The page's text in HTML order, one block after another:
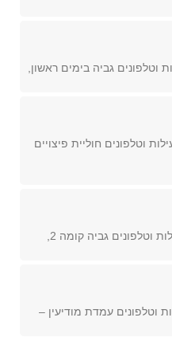
גביה בימים ראשון,
וטלפונים חוליית פיצויים
וטלפונים גביה קומה 2,
וטלפונים עמדת מודיעין –